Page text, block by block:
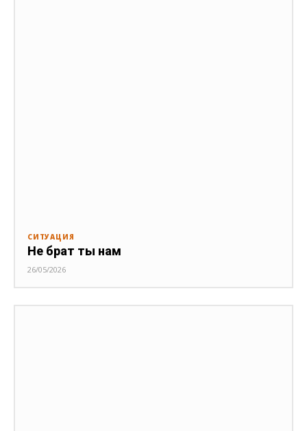
СИТУАЦИЯ
Не брат ты нам
26/05/2026